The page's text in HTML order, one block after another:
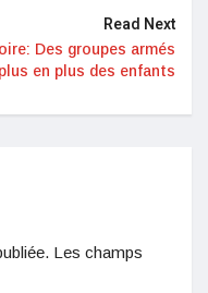
Read Next
Des groupes armés
en plus des enfants
Les champs